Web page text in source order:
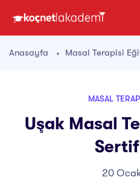
Anasayfa Masal Terapisi
MASAL
Uşak Masal
20